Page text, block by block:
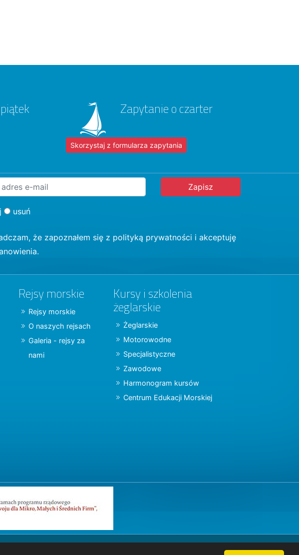
Zapytanie o czarter
Skorzystaj z formularza zapytania
usuń
że zapoznałem się z polityką prywatności i akceptuję
Rejsy morskie
Rejsy morskie
O naszych rejsach
Galeria - rejsy za
nami
Kursy i szkolenia
żeglarskie
Żeglarskie
Motorowodne
Specjalistyczne
Zawodowe
Harmonogram kursów
Centrum Edukacji Morskiej